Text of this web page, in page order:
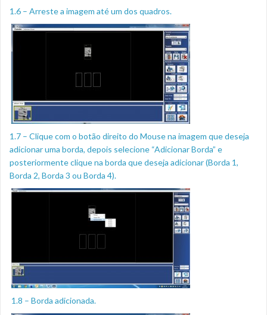
1.6 – Arreste a imagem até um dos quadros.
1.7 – Clique com o botão direito do Mouse na imagem que deseja
adicionar uma borda, depois selecione “Adicionar Borda” e
posteriormente clique na borda que deseja adicionar (Borda 1,
Borda 2, Borda 3 ou Borda 4).
1.8 – Borda adicionada.